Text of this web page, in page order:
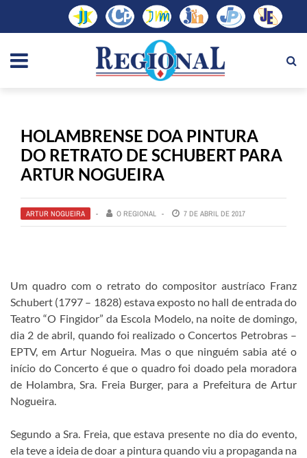
HOLAMBRENSE DOA PINTURA
DO RETRATO DE SCHUBERT PARA
ARTUR NOGUEIRA
ARTUR NOGUEIRA O REGIONAL 7 DE ABRIL DE 2017
Um quadro com o retrato do compositor austríaco Franz
Schubert (1797 – 1828) estava exposto no hall de entrada do
Teatro “O Fingidor” da Escola Modelo, na noite de domingo,
dia 2 de abril, quando foi realizado o Concertos Petrobras –
EPTV, em Artur Nogueira. Mas o que ninguém sabia até o
início do Concerto é que o quadro foi doado pela moradora
de Holambra, Sra. Freia Burger, para a Prefeitura de Artur
Nogueira.
Segundo a Sra. Freia, que estava presente no dia do evento,
ela teve a ideia de doar a pintura quando viu a propaganda na